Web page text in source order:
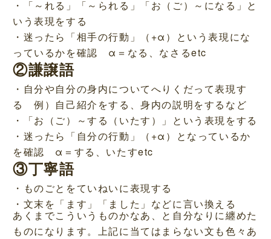
・「～れる」「～られる」「お（ご）～になる」と
いう表現をする
・迷ったら「相手の行動」（+α）という表現にな
っているかを確認 α＝なる、なさるetc
②謙譲語
・自分や自分の身内についてへりくだって表現す
る 例）自己紹介をする、身内の説明をするなど
・「お（ご）～する（いたす）」という表現をする
・迷ったら「自分の行動」（+α）となっているか
を確認 α＝する、いたすetc
③丁寧語
・ものごとをていねいに表現する
・文末を「ます」「ました」などに言い換える
あくまでこういうものかなあ、と自分なりに纏めた
ものになります。上記に当てはまらない文も色々あ